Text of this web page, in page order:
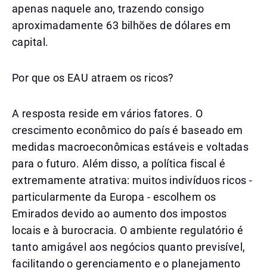
apenas naquele ano, trazendo consigo
aproximadamente 63 bilhões de dólares em
capital.
Por que os EAU atraem os ricos?
A resposta reside em vários fatores. O
crescimento econômico do país é baseado em
medidas macroeconômicas estáveis e voltadas
para o futuro. Além disso, a política fiscal é
extremamente atrativa: muitos indivíduos ricos -
particularmente da Europa - escolhem os
Emirados devido ao aumento dos impostos
locais e à burocracia. O ambiente regulatório é
tanto amigável aos negócios quanto previsível,
facilitando o gerenciamento e o planejamento